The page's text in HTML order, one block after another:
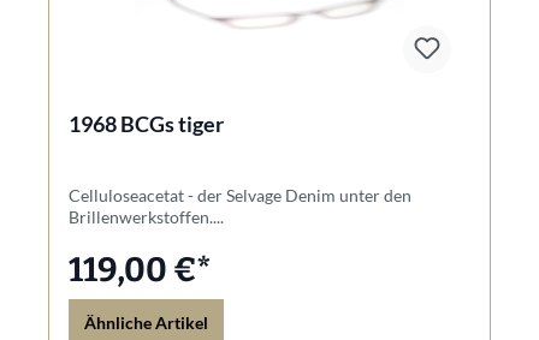
1968 BCGs tiger
Celluloseacetat - der Selvage Denim unter den
Brillenwerkstoffen....
119,00 €*
Ähnliche Artikel